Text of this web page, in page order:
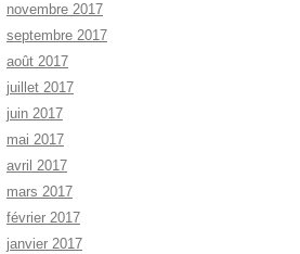
novembre 2017
septembre 2017
août 2017
juillet 2017
juin 2017
mai 2017
avril 2017
mars 2017
février 2017
janvier 2017